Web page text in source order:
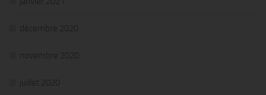
décembre 2020
novembre 2020
juillet 2020